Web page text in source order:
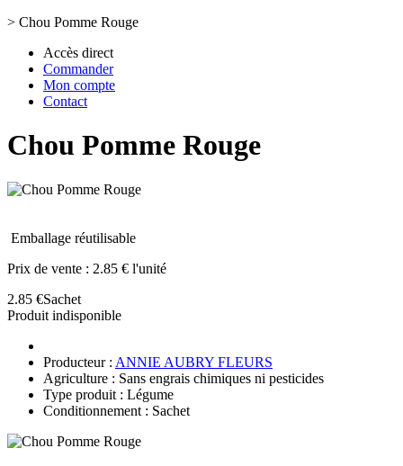
> Chou Pomme Rouge
Accès direct
Commander
Mon compte
Contact
Chou Pomme Rouge
Emballage réutilisable
Prix de vente : 2.85 € l'unité
2.85 €Sachet
Produit indisponible
Producteur : ANNIE AUBRY FLEURS
Agriculture : Sans engrais chimiques ni pesticides
Type produit : Légume
Conditionnement : Sachet